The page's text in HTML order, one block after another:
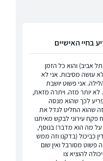
בחיי האישיים
אביב) והוא כל הזמן
עושה מסיבות. אני לא
אני פשוט יושבת
יותר מזה. ויתרה מזאת,
לכך שהוא מנסה
שהוא החליט לגדל את
פקח עירוני לבקש מאיתנו
על מה הוא מדבר! בנוסף,
כביכול (בדקנו וזה ממש
פשוט מסורבל ואין שום
להוציא צו